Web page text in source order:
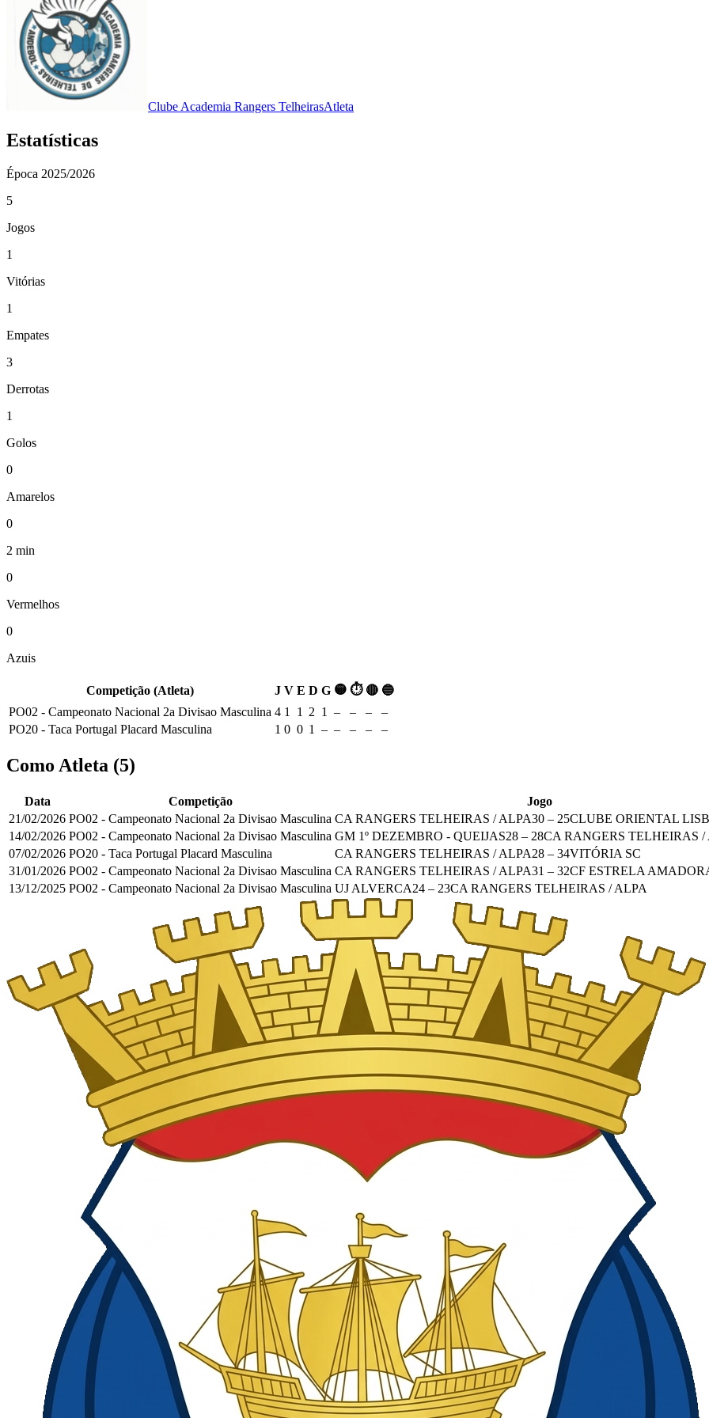
Clube Academia Rangers TelheirasAtleta
Estatísticas
Época 2025/2026
5
Jogos
1
Vitórias
1
Empates
3
Derrotas
1
Golos
0
Amarelos
0
2 min
0
Vermelhos
0
Azuis
Competição (Atleta) J V E D G 🟡 ⏱ 🔴 🔵
PO02 - Campeonato Nacional 2a Divisao Masculina 4 1 1 2 1 – – –
–
PO20 - Taca Portugal Placard Masculina
1 0 0 1 – – – – –
Como Atleta (5)
Data Competição Jogo
21/02/2026 PO02 - Campeonato Nacional 2a Divisao Masculina CA RANGERS TELHEIRAS / ALPA30 – 25CLUBE ORIENTAL
14/02/2026 PO02 - Campeonato Nacional 2a Divisao Masculina GM 1º DEZEMBRO - QUEIJAS28 – 28CA RANGERS TELHEIRAS /
07/02/2026 PO20 - Taca Portugal Placard Masculina CA RANGERS TELHEIRAS / ALPA28 – 34VITÓRIA SC
31/01/2026 PO02 - Campeonato Nacional 2a Divisao Masculina CA RANGERS TELHEIRAS / ALPA31 – 32CF ESTRELA
13/12/2025 PO02 - Campeonato Nacional 2a Divisao Masculina UJ ALVERCA24 – 23CA RANGERS TELHEIRAS / ALPA